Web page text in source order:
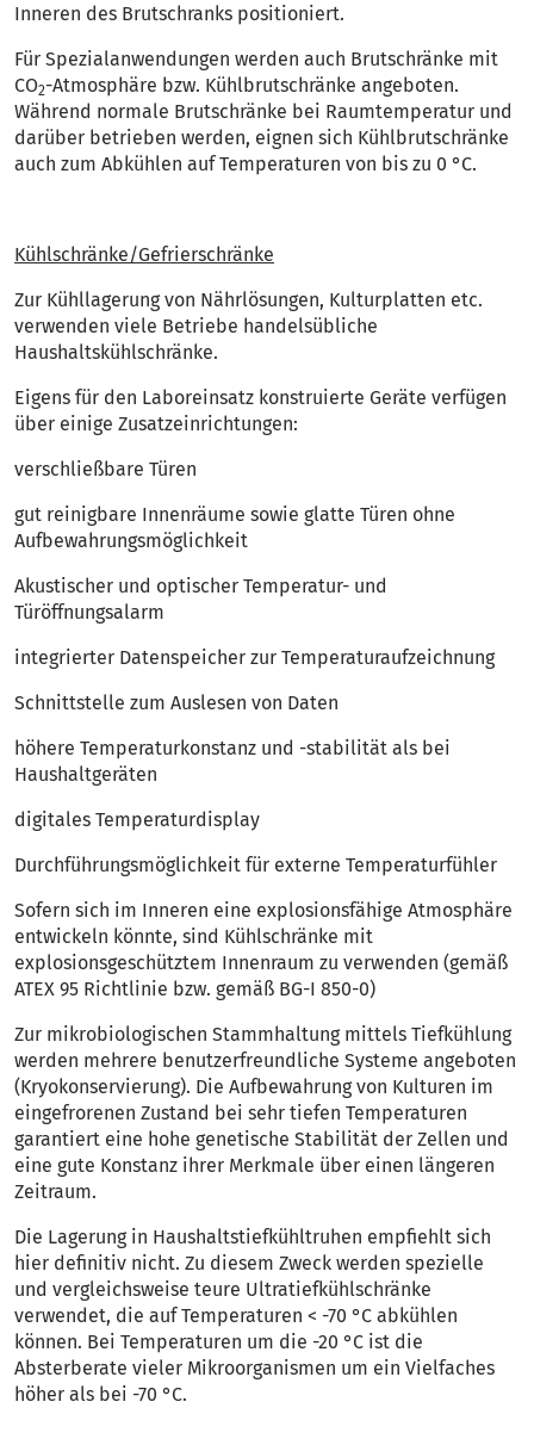
Inneren des Brutschranks positioniert.
Für Spezialanwendungen werden auch Brutschränke mit
CO2-Atmosphäre bzw. Kühlbrutschränke angeboten.
Während normale Brutschränke bei Raumtemperatur und
darüber betrieben werden, eignen sich Kühlbrutschränke
auch zum Abkühlen auf Temperaturen von bis zu 0 °C.
Kühlschränke/Gefrierschränke
Zur Kühllagerung von Nährlösungen, Kulturplatten etc.
verwenden viele Betriebe handelsübliche
Haushaltskühlschränke.
Eigens für den Laboreinsatz konstruierte Geräte verfügen
über einige Zusatzeinrichtungen:
verschließbare Türen
gut reinigbare Innenräume sowie glatte Türen ohne
Aufbewahrungsmöglichkeit
Akustischer und optischer Temperatur- und
Türöffnungsalarm
integrierter Datenspeicher zur Temperaturaufzeichnung
Schnittstelle zum Auslesen von Daten
höhere Temperaturkonstanz und -stabilität als bei
Haushaltgeräten
digitales Temperaturdisplay
Durchführungsmöglichkeit für externe Temperaturfühler
Sofern sich im Inneren eine explosionsfähige Atmosphäre
entwickeln könnte, sind Kühlschränke mit
explosionsgeschütztem Innenraum zu verwenden (gemäß
ATEX 95 Richtlinie bzw. gemäß BG-I 850-0)
Zur mikrobiologischen Stammhaltung mittels Tiefkühlung
werden mehrere benutzerfreundliche Systeme angeboten
(Kryokonservierung). Die Aufbewahrung von Kulturen im
eingefrorenen Zustand bei sehr tiefen Temperaturen
garantiert eine hohe genetische Stabilität der Zellen und
eine gute Konstanz ihrer Merkmale über einen längeren
Zeitraum.
Die Lagerung in Haushaltstiefkühltruhen empfiehlt sich
hier definitiv nicht. Zu diesem Zweck werden spezielle
und vergleichsweise teure Ultratiefkühlschränke
verwendet, die auf Temperaturen < -70 °C abkühlen
können. Bei Temperaturen um die -20 °C ist die
Absterberate vieler Mikroorganismen um ein Vielfaches
höher als bei -70 °C.